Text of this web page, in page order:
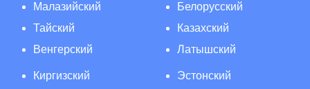
Малазийский
Тайский
Венгерский
Белорусский
Казахский
Латышский
Киргизский
Эстонский